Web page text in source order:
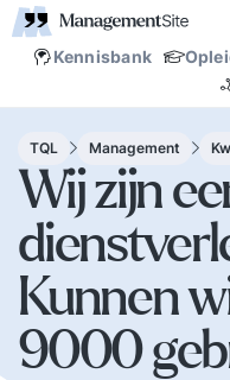
Kennisbank
TQL Management
Wij zijn
Kunnen
9000